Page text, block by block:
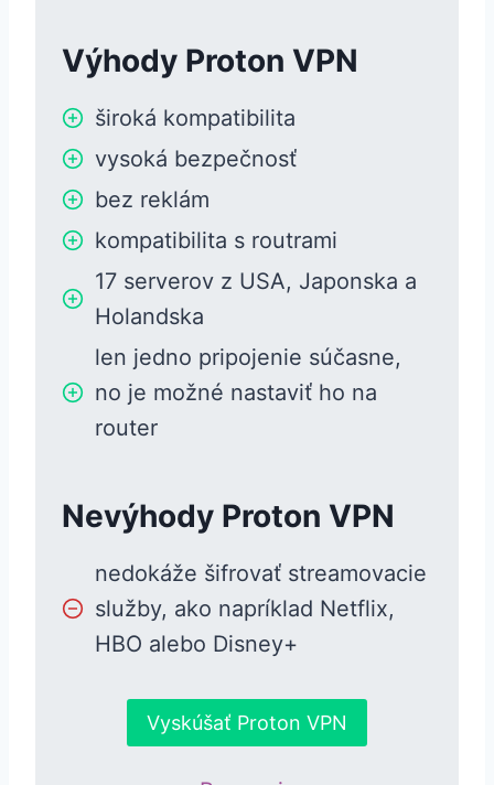
Výhody Proton VPN
široká kompatibilita
vysoká bezpečnosť
bez reklám
kompatibilita s routrami
17 serverov z USA, Japonska a
Holandska
len jedno pripojenie súčasne,
no je možné nastaviť ho na
router
Nevýhody Proton VPN
nedokáže šifrovať streamovacie
služby, ako napríklad Netflix,
HBO alebo Disney+
Vyskúšať Proton VPN